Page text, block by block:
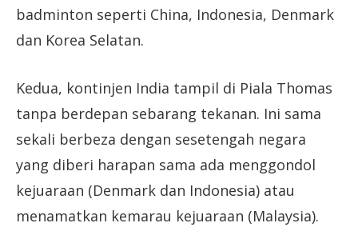
badminton seperti China, Indonesia, Denmark
dan Korea Selatan.
Kedua, kontinjen India tampil di Piala Thomas
tanpa berdepan sebarang tekanan. Ini sama
sekali berbeza dengan sesetengah negara
yang diberi harapan sama ada menggondol
kejuaraan (Denmark dan Indonesia) atau
menamatkan kemarau kejuaraan (Malaysia).